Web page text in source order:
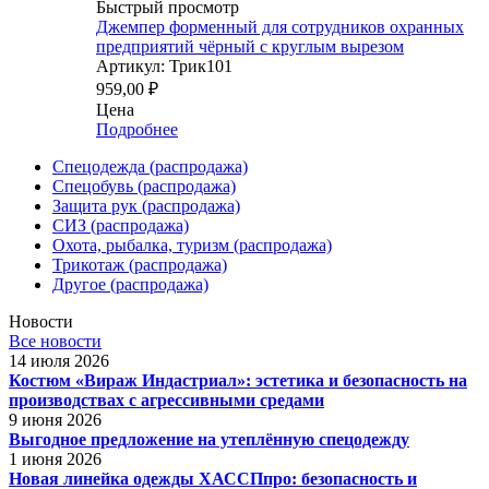
Быстрый просмотр
Джемпер форменный для сотрудников охранных
предприятий чёрный с круглым вырезом
Артикул: Трик101
959,00 ₽
Цена
Подробнее
Спецодежда (распродажа)
Спецобувь (распродажа)
Защита рук (распродажа)
СИЗ (распродажа)
Охота, рыбалка, туризм (распродажа)
Трикотаж (распродажа)
Другое (распродажа)
Новости
Все новости
14 июля 2026
Костюм «Вираж Индастриал»: эстетика и безопасность на
производствах с агрессивными средами
9 июня 2026
Выгодное предложение на утеплённую спецодежду
1 июня 2026
Новая линейка одежды ХАССПпро: безопасность и